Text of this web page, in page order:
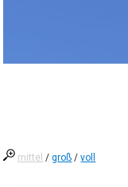
mittel /groß /voll